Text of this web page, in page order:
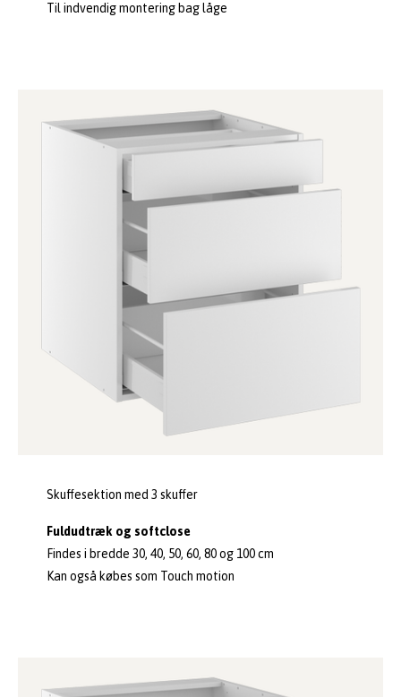
Til indvendig montering bag låge
Skuffesektion med 3 skuffer
Fuldudtræk og softclose
Findes i bredde 30, 40, 50, 60, 80 og 100 cm
Kan også købes som Touch motion